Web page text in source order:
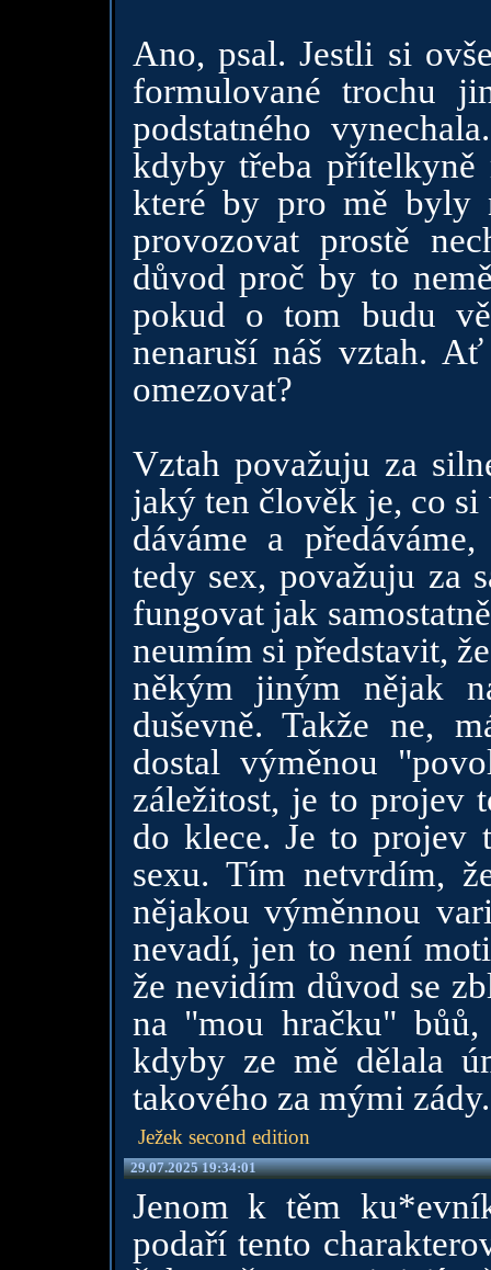
Ano, psal. Jestli si
formulované trochu
podstatného
kdyby třeba přítelkyně
které by pro mě byly
provozovat prostě
důvod proč by to
pokud o tom budu
nenaruší náš vztah.
omezovat?
Vztah považuju za
jaký ten člověk je, co
dáváme a
tedy sex, považuju za
fungovat jak
neumím si představit,
někým jiným nějak
duševně. Takže ne,
dostal výměnou
záležitost, je to projev
do klece. Je to projev
sexu. Tím netvrdím,
nějakou výměnnou
nevadí, jen to není
že nevidím důvod se
na "mou hračku"
kdyby ze mě dělala
takového za mými
Ježek second edition
29.07.2025 19:34:01
Jenom k těm
podaří tento